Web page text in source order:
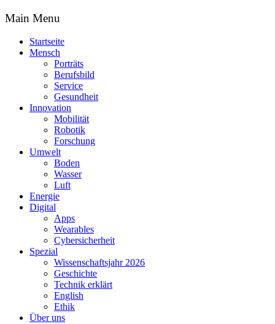
Main Menu
Startseite
Mensch
Porträts
Berufsbild
Service
Gesundheit
Innovation
Mobilität
Robotik
Forschung
Umwelt
Boden
Wasser
Luft
Energie
Digital
Apps
Wearables
Cybersicherheit
Spezial
Wissenschaftsjahr 2026
Geschichte
Technik erklärt
English
Ethik
Über uns